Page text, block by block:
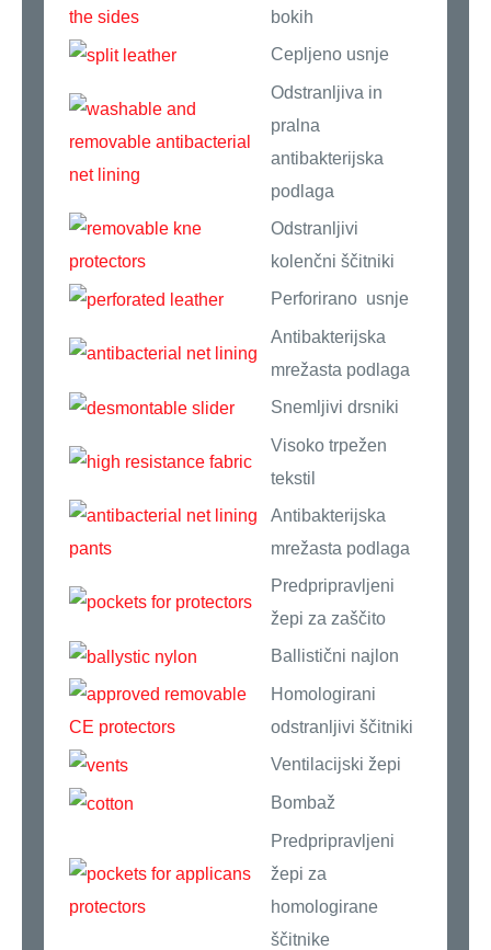
bokih
Cepljeno usnje
Odstranljiva in
pralna
antibakterijska
podlaga
Odstranljivi
kolenčni ščitniki
Perforirano usnje
Antibakterijska
mrežasta podlaga
Snemljivi drsniki
Visoko trpežen
tekstil
Antibakterijska
mrežasta podlaga
Predpripravljeni
žepi za zaščito
Ballistični najlon
Homologirani
odstranljivi ščitniki
Ventilacijski žepi
Bombaž
Predpripravljeni
žepi za
homologirane
ščitnike